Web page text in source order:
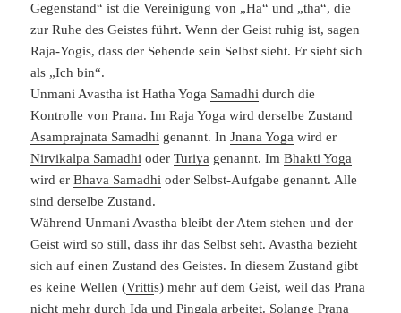
Gegenstand“ ist die Vereinigung von „Ha“ und „tha“, die
zur Ruhe des Geistes führt. Wenn der Geist ruhig ist, sagen
Raja-Yogis, dass der Sehende sein Selbst sieht. Er sieht sich
als „Ich bin“.
Unmani Avastha ist Hatha Yoga Samadhi durch die
Kontrolle von Prana. ImRaja Yoga wird derselbe Zustand
Asamprajnata Samadhi genannt. InJnana Yoga wird er
Nirvikalpa Samadhi oderTuriya genannt. ImBhakti Yoga
wird erBhava Samadhi oder Selbst-Aufgabe genannt. Alle
sind derselbe Zustand.
Während Unmani Avastha bleibt der Atem stehen und der
Geist wird so still, dass ihr das Selbst seht. Avastha bezieht
sich auf einen Zustand des Geistes. In diesem Zustand gibt
es keine Wellen (Vrittis) mehr auf dem Geist, weil das Prana
nicht mehr durchIda undPingala arbeitet. Solange Prana